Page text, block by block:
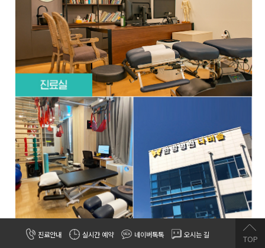
진료안내 실시간 예약 네이버톡톡 오시는 길 TOP